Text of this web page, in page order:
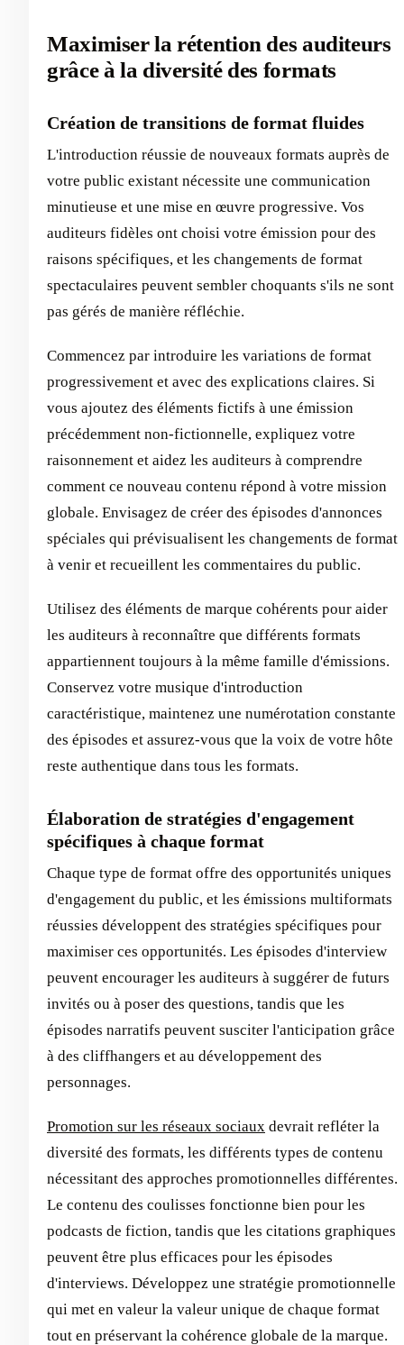
Maximiser la rétention des auditeurs
grâce à la diversité des formats
Création de transitions de format fluides
L'introduction réussie de nouveaux formats auprès de
votre public existant nécessite une communication
minutieuse et une mise en œuvre progressive. Vos
auditeurs fidèles ont choisi votre émission pour des
raisons spécifiques, et les changements de format
spectaculaires peuvent sembler choquants s'ils ne sont
pas gérés de manière réfléchie.
Commencez par introduire les variations de format
progressivement et avec des explications claires. Si
vous ajoutez des éléments fictifs à une émission
précédemment non-fictionnelle, expliquez votre
raisonnement et aidez les auditeurs à comprendre
comment ce nouveau contenu répond à votre mission
globale. Envisagez de créer des épisodes d'annonces
spéciales qui prévisualisent les changements de format
à venir et recueillent les commentaires du public.
Utilisez des éléments de marque cohérents pour aider
les auditeurs à reconnaître que différents formats
appartiennent toujours à la même famille d'émissions.
Conservez votre musique d'introduction
caractéristique, maintenez une numérotation constante
des épisodes et assurez-vous que la voix de votre hôte
reste authentique dans tous les formats.
Élaboration de stratégies d'engagement
spécifiques à chaque format
Chaque type de format offre des opportunités uniques
d'engagement du public, et les émissions multiformats
réussies développent des stratégies spécifiques pour
maximiser ces opportunités. Les épisodes d'interview
peuvent encourager les auditeurs à suggérer de futurs
invités ou à poser des questions, tandis que les
épisodes narratifs peuvent susciter l'anticipation grâce
à des cliffhangers et au développement des
personnages.
Promotion sur les réseaux sociaux devrait refléter la
diversité des formats, les différents types de contenu
nécessitant des approches promotionnelles différentes.
Le contenu des coulisses fonctionne bien pour les
podcasts de fiction, tandis que les citations graphiques
peuvent être plus efficaces pour les épisodes
d'interviews. Développez une stratégie promotionnelle
qui met en valeur la valeur unique de chaque format
tout en préservant la cohérence globale de la marque.